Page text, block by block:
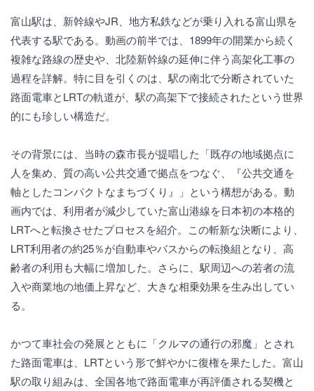
富山駅は、新幹線やJR、地方私鉄などが乗り入れる富山県を
代表する駅である。動画の前半では、1899年の開業から続く
複雑な路線の歴史や、北陸新幹線の延伸に伴う高架化工事の
過程を詳解。特に目を引くのは、駅の南北で分断されていた
路面電車とLRTの軌道が、駅の高架下で接続されたという世界
的にも珍しい構造だ。
その背景には、当時の森市長が提唱した「既存の地域拠点に
人を集め、質の高い公共交通で拠点をつなぐ、『公共交通を
軸としたコンパクトなまちづくり』」という構想がある。動
画内では、利用者が減少していた富山港線を日本初の本格的
LRTへと転換させたプロセスを紹介。この斬新な決断により、
LRT利用者の約25％が自動車やバスからの転換組となり、高
齢者の利用も大幅に増加した。さらに、駅周辺への若者の流
入や商業地の地価上昇など、大きな相乗効果を生み出してい
る。
かつて車社会の発展とともに「クルマの通行の邪魔」とされ
た路面電車は、LRTという形で鮮やかに復権を果たした。富山
駅の取り組みは、全国各地で路面電車が再評価される契機と